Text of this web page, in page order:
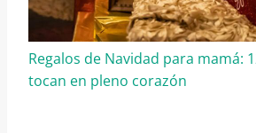
Regalos de Navidad para mamá:
tocan en pleno corazón